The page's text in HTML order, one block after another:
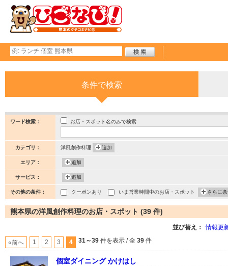
条件で検索
ワード検索： お店・スポット名のみで検索
カテゴリ： 洋風創作料理 追加
エリア： 追加
サービス： 追加
その他の条件： クーポンあり いま営業時間中のお店・スポット さらに
熊本県の洋風創作料理のお店・スポット (39 件)
並び替え： 情報更
«前へ 1 2 3 4 31～39 件を表示 / 全 39 件
個室ダイニング かけはし